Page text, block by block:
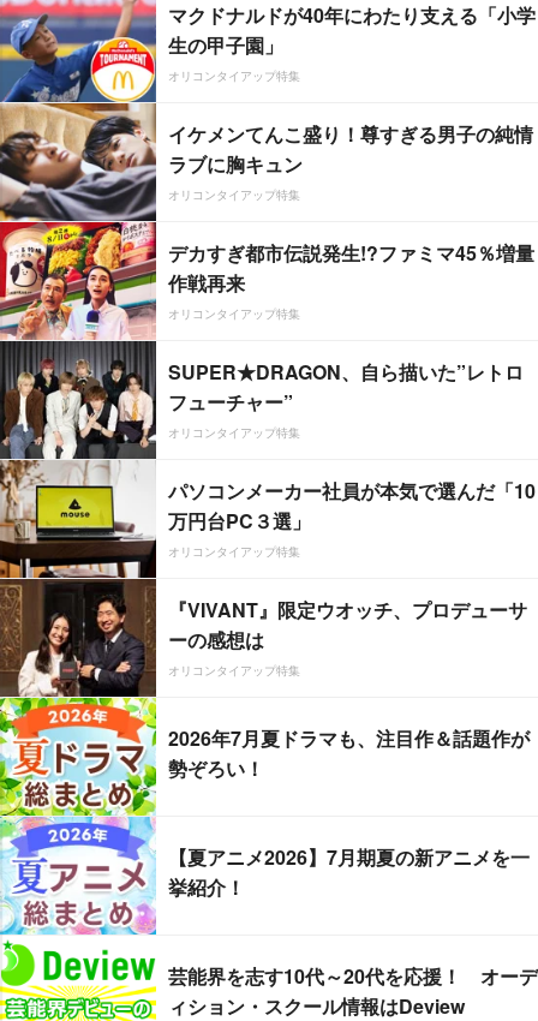
マクドナルドが40年にわたり支える「小学
生の甲子園」
オリコンタイアップ特集
イケメンてんこ盛り！尊すぎる男子の純情
ラブに胸キュン
オリコンタイアップ特集
デカすぎ都市伝説発生!?ファミマ45％増量
作戦再来
オリコンタイアップ特集
SUPER★DRAGON、自ら描いた”レトロ
フューチャー”
オリコンタイアップ特集
パソコンメーカー社員が本気で選んだ「10
万円台PC３選」
オリコンタイアップ特集
『VIVANT』限定ウオッチ、プロデューサ
ーの感想は
オリコンタイアップ特集
2026年7月夏ドラマも、注目作＆話題作が
勢ぞろい！
【夏アニメ2026】7月期夏の新アニメを一
挙紹介！
芸能界を志す10代～20代を応援！ オーデ
ィション・スクール情報はDeview